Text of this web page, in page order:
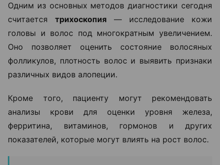
Одним из основных методов диагностики сегодня
считается трихоскопия — исследование кожи
головы и волос под многократным увеличением.
Оно позволяет оценить состояние волосяных
фолликулов, плотность волос и выявить признаки
различных видов алопеции.
Кроме того, пациенту могут рекомендовать
анализы крови для оценки уровня железа,
ферритина, витаминов, гормонов и других
показателей, которые могут влиять на рост волос.